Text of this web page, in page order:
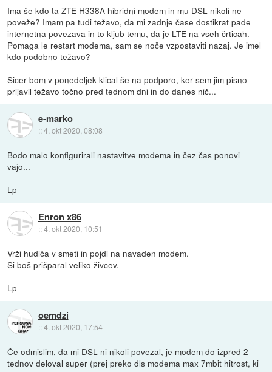
Ima še kdo ta ZTE H338A hibridni modem in mu DSL nikoli ne
poveže? Imam pa tudi težavo, da mi zadnje čase dostikrat pade
internetna povezava in to kljub temu, da je LTE na vseh črticah.
Pomaga le restart modema, sam se noče vzpostaviti nazaj. Je imel
kdo podobno težavo?
Sicer bom v ponedeljek klical še na podporo, ker sem jim pisno
prijavil težavo točno pred tednom dni in do danes nič...
e-marko
::4. okt 2020, 08:08
Bodo malo konfigurirali nastavitve modema in čez čas ponovi
vajo...
Lp
Enron x86
::4. okt 2020, 10:51
Vrži hudiča v smeti in pojdi na navaden modem.
Si boš prišparal veliko živcev.
Lp
oemdzi
::4. okt 2020, 17:54
Če odmislim, da mi DSL ni nikoli povezal, je modem do izpred 2
tednov deloval super (prej preko dls modema max 7mbit hitrost, ki